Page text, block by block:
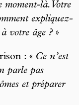
là. Votre
expliquez-
votre âge ? »
: « Ce n’est
parle pas
et préparer